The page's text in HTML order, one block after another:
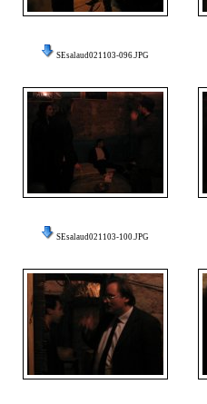
SEsalaud021103-096.JPG
SEsalaud021103-100.JPG